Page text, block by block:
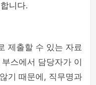
니다.
제출할 수 있는 자료
스에서 담당자가 이
기 때문에, 직무명과